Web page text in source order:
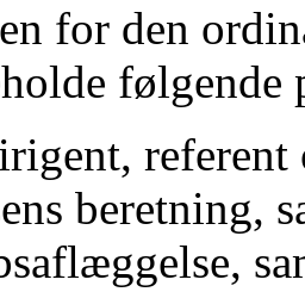
for den
følgende
beretning,